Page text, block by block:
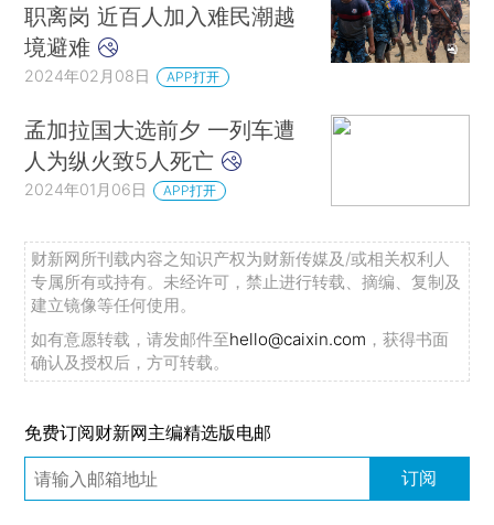
职离岗 近百人加入难民潮越
境避难
2024年02月08日 APP打开
孟加拉国大选前夕 一列车遭
人为纵火致5人死亡
2024年01月06日 APP打开
财新网所刊载内容之知识产权为财新传媒及/或相关权利人
专属所有或持有。未经许可，禁止进行转载、摘编、复制及
建立镜像等任何使用。
如有意愿转载，请发邮件至hello@caixin.com ，获得书面
确认及授权后，方可转载。
免费订阅财新网主编精选版电邮
订阅